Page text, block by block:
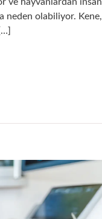
neden olabiliyor. Kene,